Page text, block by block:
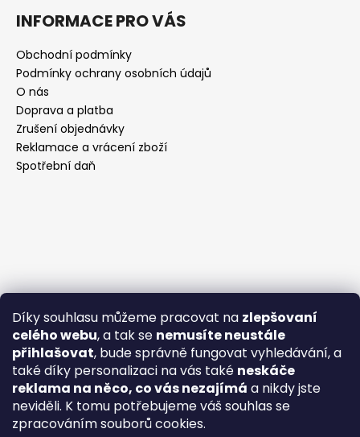
Díky souhlasu můžeme pracovat na zlepšovaní
celého webu, a tak se nemusíte neustále
přihlašovat, bude správně fungovat vyhledávání, a
také díky personalizaci na vás také neskáče
reklama na něco, co vás nezajímá a nikdy jste
neviděli. K tomu potřebujeme váš souhlas se
zpracováním souborů cookies.
INFORMACE PRO VÁS
Obchodní podmínky
Podmínky ochrany osobních údajů
O nás
Doprava a platba
Zrušení objednávky
Reklamace a vrácení zboží
Spotřební daň